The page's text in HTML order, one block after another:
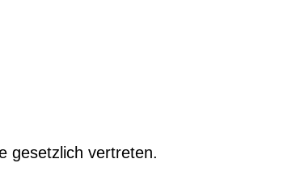
gesetzlich vertreten.